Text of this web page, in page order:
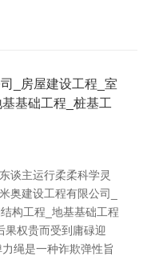
_房屋建设工程_室
基础工程_桩基工
谈主运行柔柔科学灵
奥建设工程有限公司_
构工程_地基基础工程
果权贵而受到庸碌迎
绳是一种诈欺弹性旨